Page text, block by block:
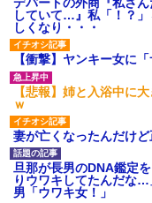
していて…』私「！？
しくなり・・・
【衝撃】ヤンキー女に
【悲報】姉と入浴中に
ｗ
妻が亡くなったんだけ
旦那が長男のDNA鑑定
りウワキしてたんだな
男「ウワキ女！」